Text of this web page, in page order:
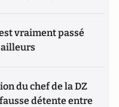
vraiment passé
du chef de la DZ
détente entre